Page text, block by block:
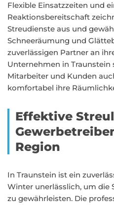
Flexible Einsatzzeiten und
Reaktionsbereitschaft
Streudienste aus und
Schneeräumung und
zuverlässigen Partner an
Unternehmen in Traunstein
Mitarbeiter und Kunden
komfortabel ihre
Effektive
Region
In Traunstein ist ein
Winter unerlässlich, um die
zu gewährleisten. Die